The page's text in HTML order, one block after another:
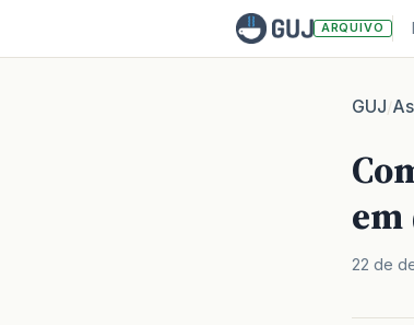
ARQUIVO
GUJ/
em
22 de